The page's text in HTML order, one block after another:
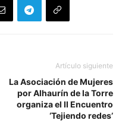
Artículo siguiente
La Asociación de Mujeres
por Alhaurín de la Torre
organiza el II Encuentro
‘Tejiendo redes’